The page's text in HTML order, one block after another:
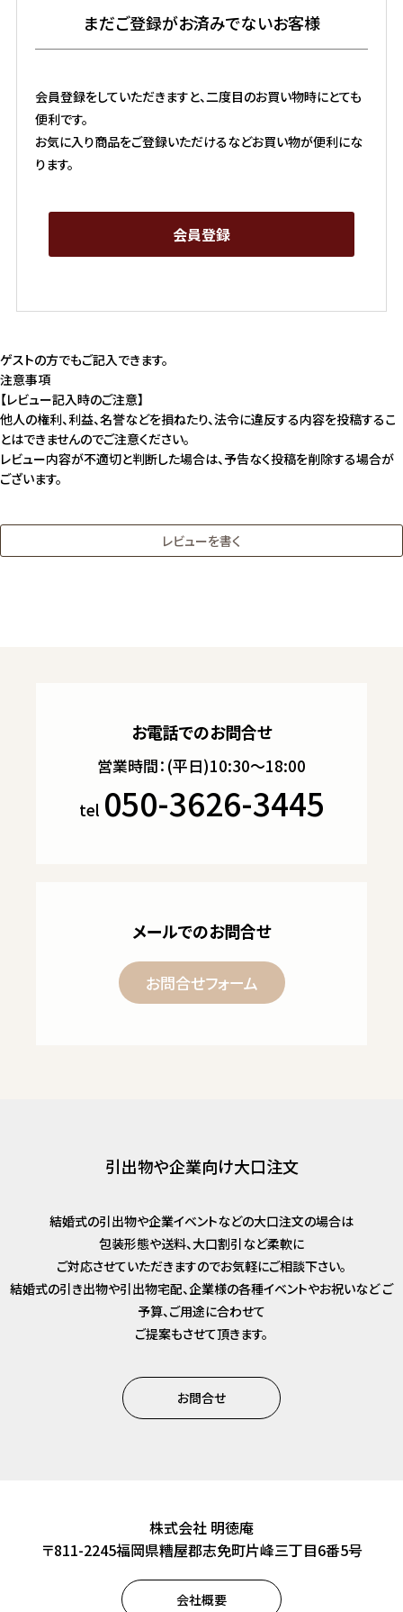
まだご登録がお済みでないお客様
会員登録をしていただきますと、二度目のお買い物時にとても
便利です。
お気に入り商品をご登録いただけるなどお買い物が便利にな
ります。
会員登録
ゲストの方でもご記入できます。
注意事項
【レビュー記入時のご注意】
他人の権利、利益、名誉などを損ねたり、法令に違反する内容を投稿するこ
とはできませんのでご注意ください。
レビュー内容が不適切と判断した場合は、予告なく投稿を削除する場合が
ございます。
レビューを書く
お電話でのお問合せ
営業時間：(平日)10:30～18:00
tel 050-3626-3445
メールでのお問合せ
お問合せフォーム
引出物や企業向け大口注文
結婚式の引出物や企業イベントなどの大口注文の場合は
包装形態や送料、大口割引など柔軟に
ご対応させていただきますのでお気軽にご相談下さい。
結婚式の引き出物や引出物宅配、企業様の各種イベントやお祝いなどご
予算、ご用途に合わせて
ご提案もさせて頂きます。
お問合せ
株式会社 明徳庵
〒811-2245福岡県糟屋郡志免町片峰三丁目6番5号
会社概要